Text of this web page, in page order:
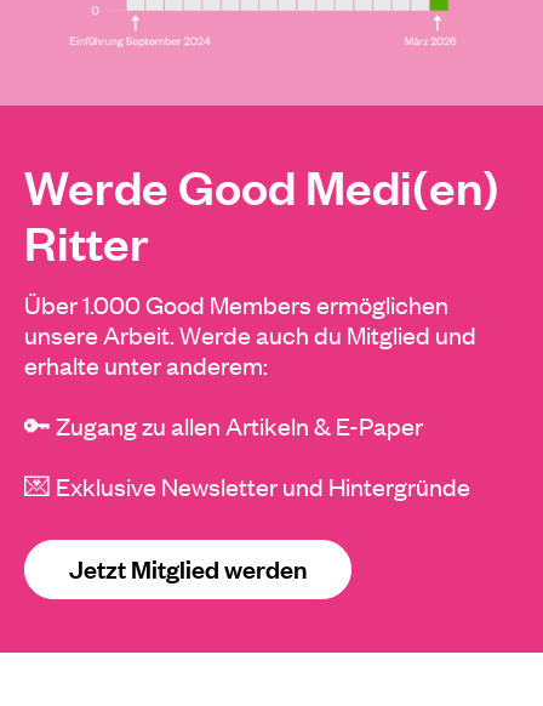
Werde Good Medi(en)
Ritter
Über 1.000 Good Members ermöglichen
unsere Arbeit. Werde auch du Mitglied und
erhalte unter anderem:
🔑 Zugang zu allen Artikeln & E-Paper
💌 Exklusive Newsletter und Hintergründe
Jetzt Mitglied werden